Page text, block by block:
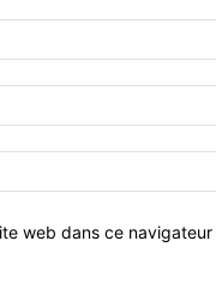
web dans ce